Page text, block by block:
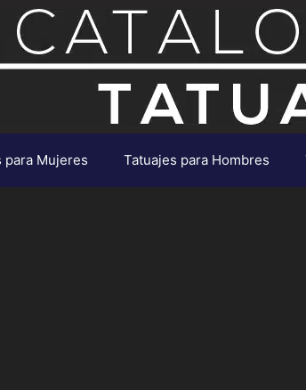
para Mujeres Tatuajes para Hombres